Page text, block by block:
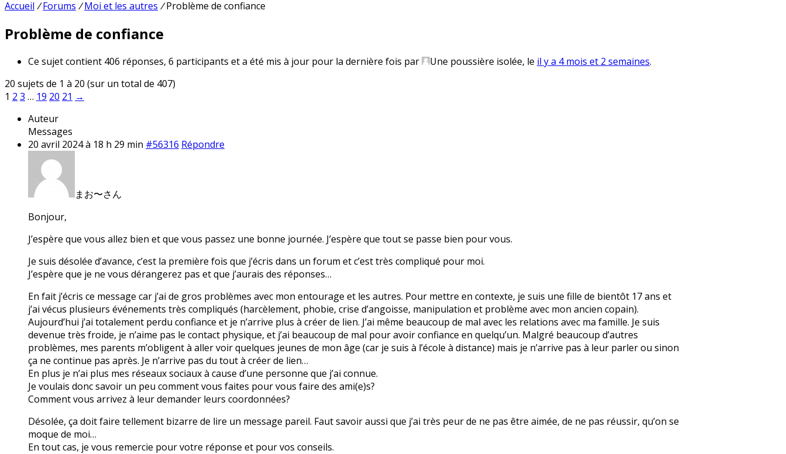
Accueil / Forums / Moi et les autres / Problème de confiance
Problème de confiance
Ce sujet contient 406 réponses, 6 participants et a été mis à jour pour la dernière fois par Une poussière isolée, le il y a 4 mois et 2 semaines.
20 sujets de 1 à 20 (sur un total de 407)
1 2 3 … 19 20 21 →
Auteur
Messages
20 avril 2024 à 18 h 29 min #56316 Répondre
まお〜さん
Bonjour,
J’espère que vous allez bien et que vous passez une bonne journée. J’espère que tout se passe bien pour vous.
Je suis désolée d’avance, c’est la première fois que j’écris dans un forum et c’est très compliqué pour moi.
J’espère que je ne vous dérangerez pas et que j’aurais des réponses…
En fait j’écris ce message car j’ai de gros problèmes avec mon entourage et les autres. Pour mettre en contexte, je suis une fille de bientôt 17 ans et
j’ai vécus plusieurs événements très compliqués (harcèlement, phobie, crise d’angoisse, manipulation et problème avec mon ancien copain).
Aujourd’hui j’ai totalement perdu confiance et je n’arrive plus à créer de lien. J’ai même beaucoup de mal avec les relations avec ma famille. Je suis
devenue très froide, je n’aime pas le contact physique, et j’ai beaucoup de mal pour avoir confiance en quelqu’un. Malgré beaucoup d’autres
problèmes, mes parents m’obligent à aller voir quelques jeunes de mon âge (car je suis à l’école à distance) mais je n’arrive pas à leur parler ou sinon
ça ne continue pas après. Je n’arrive pas du tout à créer de lien…
En plus je n’ai plus mes réseaux sociaux à cause d’une personne que j’ai connue.
Je voulais donc savoir un peu comment vous faites pour vous faire des ami(e)s?
Comment vous arrivez à leur demander leurs coordonnées?
Désolée, ça doit faire tellement bizarre de lire un message pareil. Faut savoir aussi que j’ai très peur de ne pas être aimée, de ne pas réussir, qu’on se
moque de moi…
En tout cas, je vous remercie pour votre réponse et pour vos conseils.